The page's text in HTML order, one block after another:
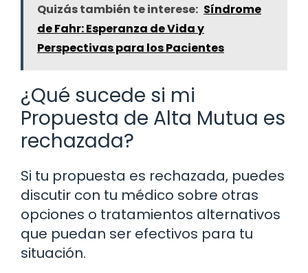
Quizás también te interese: Síndrome
de Fahr: Esperanza de Vida y
Perspectivas para los Pacientes
¿Qué sucede si mi
Propuesta de Alta Mutua es
rechazada?
Si tu propuesta es rechazada, puedes
discutir con tu médico sobre otras
opciones o tratamientos alternativos
que puedan ser efectivos para tu
situación.